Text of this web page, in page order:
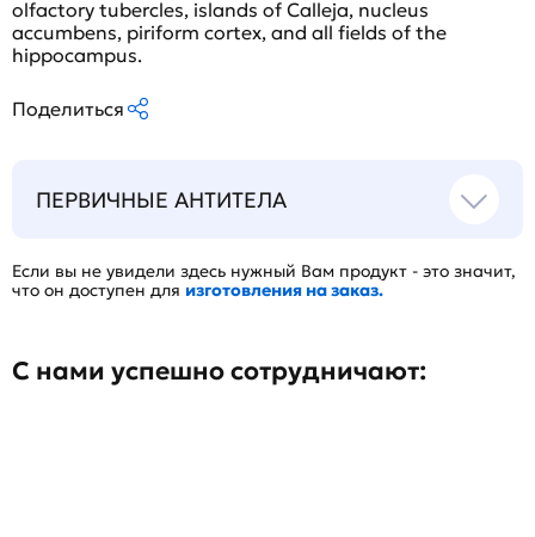
olfactory tubercles, islands of Calleja, nucleus
accumbens, piriform cortex, and all fields of the
hippocampus.
Поделиться
ПЕРВИЧНЫЕ АНТИТЕЛА
Если вы не увидели здесь нужный Вам продукт - это значит,
что он доступен для изготовления на заказ.
С нами успешно сотрудничают: